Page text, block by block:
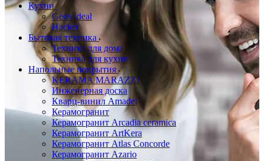
Кухни
Geos Ideal
Hacker
Бытовая техника
Техника для дома
Техника для кухни
Напольные покрытия
KERAMA MARAZZI
Инженерная доска
Кварц-винил Amadei
Керамогранит
Керамогранит Arcadia ceramica
Керамогранит ArtKera
Керамогранит Atlas Concorde
Керамогранит Azario